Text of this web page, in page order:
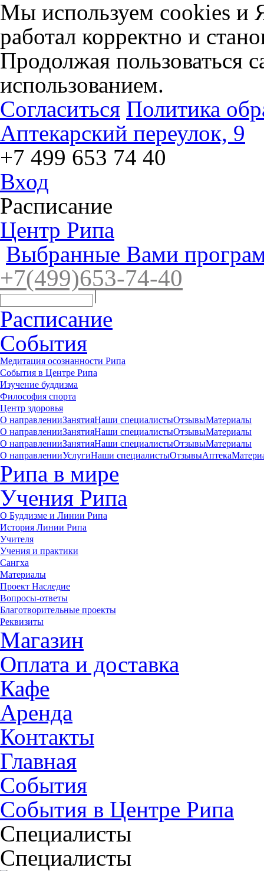
Мы используем cookies и
работал корректно и
Продолжая пользоваться
использованием.
Согласиться Политика
Аптекарский переулок, 9
+7 499 653 74 40
Вход
Расписание
Центр Рипа
Выбранные Вами
+7(499)653-74-40
Расписание
События
Медитация осознанности Рипа
События в Центре Рипа
Изучение буддизма
Философия спорта
Центр здоровья
О направленииЗанятияНаши специалистыОтзывыМатериалы
О направленииЗанятияНаши специалистыОтзывыМатериалы
О направленииЗанятияНаши специалистыОтзывыМатериалы
О направленииУслугиНаши специалистыОтзывыАптека
Рипа в мире
Учения Рипа
О Буддизме и Линии Рипа
История Линии Рипа
Учителя
Учения и практики
Сангха
Материалы
Проект Наследие
Вопросы-ответы
Благотворительные проекты
Реквизиты
Магазин
Оплата и доставка
Кафе
Аренда
Контакты
Главная
События
События в Центре Рипа
Специалисты
Cпециалисты